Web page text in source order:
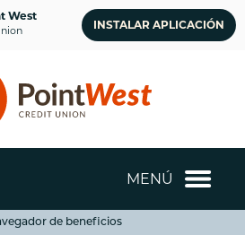
West
INSTALAR APLICACIÓN
¿Qué
podemos
ayudarte
a
MENÚ
de beneficios